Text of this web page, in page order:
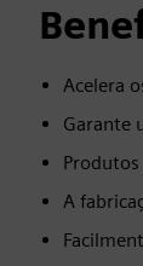
Acelera
Garante
A